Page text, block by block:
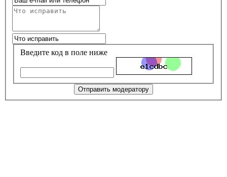
Введите код в поле ниже
Отправить модератору